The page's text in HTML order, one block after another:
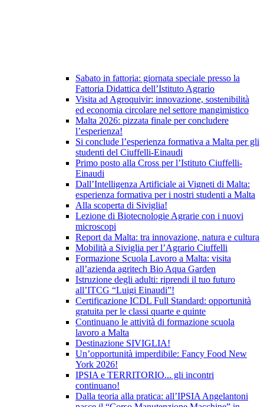
Sabato in fattoria: giornata speciale presso la
Fattoria Didattica dell’Istituto Agrario
Visita ad Agroquivir: innovazione, sostenibilità
ed economia circolare nel settore mangimistico
Malta 2026: pizzata finale per concludere
l’esperienza!
Si conclude l’esperienza formativa a Malta per gli
studenti del Ciuffelli-Einaudi
Primo posto alla Cross per l’Istituto Ciuffelli-
Einaudi
Dall’Intelligenza Artificiale ai Vigneti di Malta:
esperienza formativa per i nostri studenti a Malta
Alla scoperta di Siviglia!
Lezione di Biotecnologie Agrarie con i nuovi
microscopi
Report da Malta: tra innovazione, natura e cultura
Mobilità a Siviglia per l’Agrario Ciuffelli
Formazione Scuola Lavoro a Malta: visita
all’azienda agritech Bio Aqua Garden
Istruzione degli adulti: riprendi il tuo futuro
all’ITCG “Luigi Einaudi”!
Certificazione ICDL Full Standard: opportunità
gratuita per le classi quarte e quinte
Continuano le attività di formazione scuola
lavoro a Malta
Destinazione SIVIGLIA!
Un’opportunità imperdibile: Fancy Food New
York 2026!
IPSIA e TERRITORIO... gli incontri
continuano!
Dalla teoria alla pratica: all’IPSIA Angelantoni